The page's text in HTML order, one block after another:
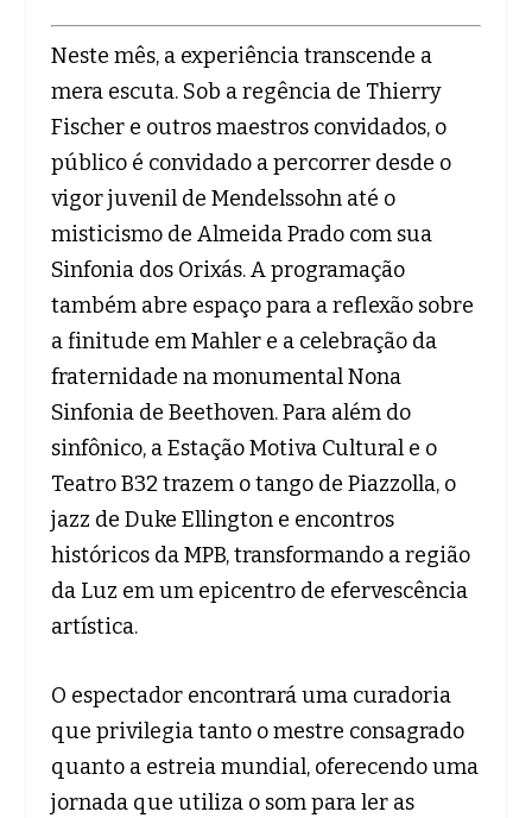
Neste mês, a experiência transcende a
mera escuta. Sob a regência de Thierry
Fischer e outros maestros convidados, o
público é convidado a percorrer desde o
vigor juvenil de Mendelssohn até o
misticismo de Almeida Prado com sua
Sinfonia dos Orixás. A programação
também abre espaço para a reflexão sobre
a finitude em Mahler e a celebração da
fraternidade na monumental Nona
Sinfonia de Beethoven. Para além do
sinfônico, a Estação Motiva Cultural e o
Teatro B32 trazem o tango de Piazzolla, o
jazz de Duke Ellington e encontros
históricos da MPB, transformando a região
da Luz em um epicentro de efervescência
artística.
O espectador encontrará uma curadoria
que privilegia tanto o mestre consagrado
quanto a estreia mundial, oferecendo uma
jornada que utiliza o som para ler as